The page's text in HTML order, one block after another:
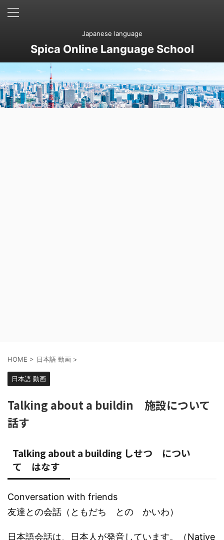
Japanese language
Spica Online Language School
HOME > 日本語 動画 >
日本語 動画
Talking about a buildin 施設について
話す
Talking about a building しせつ につい
て はなす
Conversation with friends
友達との会話（ともだち との かいわ）
日本語会話は、日本人が発音しています。（Native